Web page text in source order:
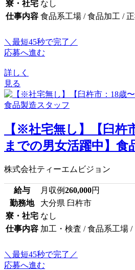
寮・社宅 なし
仕事内容 食品系工場 / 食品加工 /
＼最短45秒で完了／
応募へ進む
詳しく
見る
【※社宅無し】【臼杵
までの男女活躍中】食
株式会社ティーエムビジョン
給与 月収例260,000円
勤務地
大分県 臼杵市
寮・社宅 なし
仕事内容 加工・検査 / 食品系工場 /
＼最短45秒で完了／
応募へ進む